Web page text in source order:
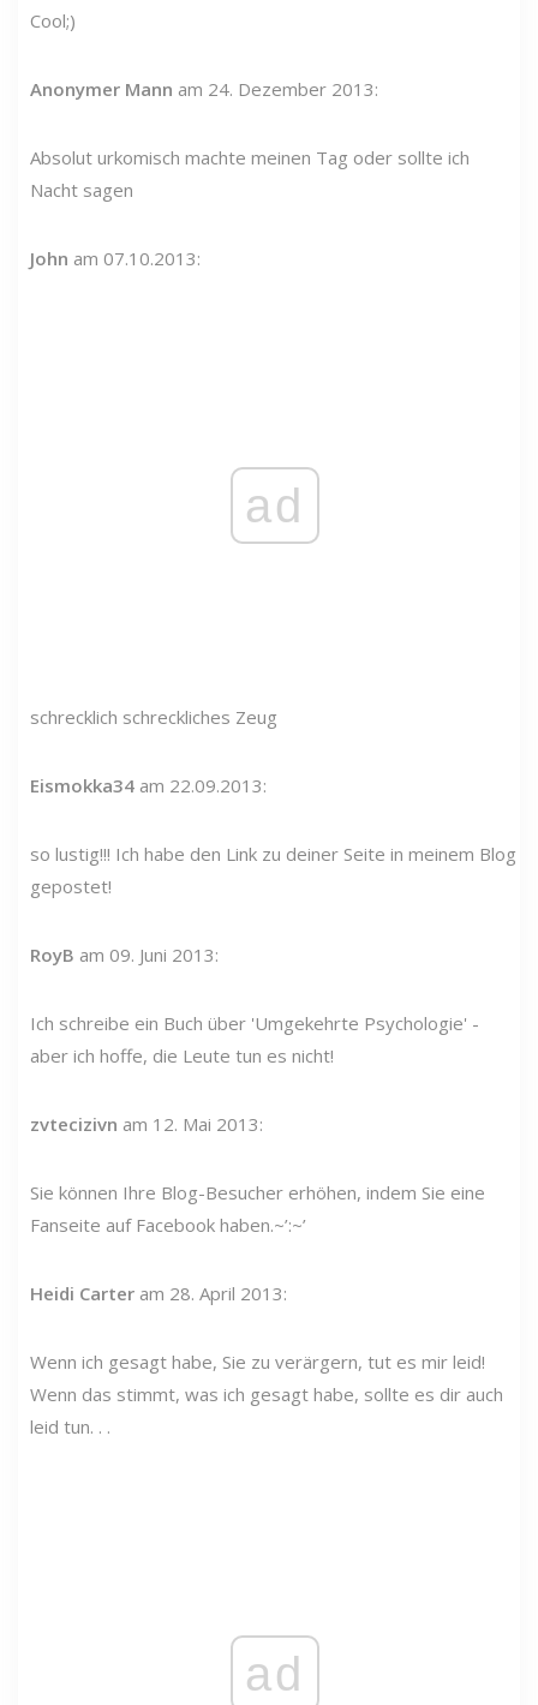
Cool;)
Anonymer Mann am 24. Dezember 2013:
Absolut urkomisch machte meinen Tag oder sollte ich
Nacht sagen
John am 07.10.2013:
ad
schrecklich schreckliches Zeug
Eismokka34 am 22.09.2013:
so lustig!!! Ich habe den Link zu deiner Seite in meinem Blog
gepostet!
RoyB am 09. Juni 2013:
Ich schreibe ein Buch über 'Umgekehrte Psychologie' -
aber ich hoffe, die Leute tun es nicht!
zvtecizivn am 12. Mai 2013:
Sie können Ihre Blog-Besucher erhöhen, indem Sie eine
Fanseite auf Facebook haben.~’:~’
Heidi Carter am 28. April 2013:
Wenn ich gesagt habe, Sie zu verärgern, tut es mir leid!
Wenn das stimmt, was ich gesagt habe, sollte es dir auch
leid tun. . .
ad